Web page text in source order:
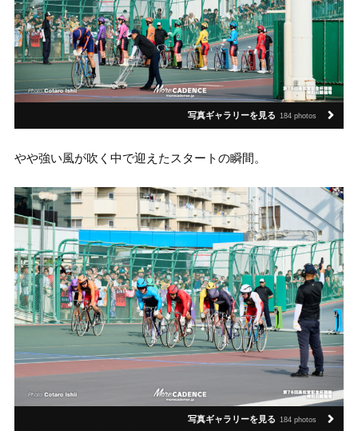
写真ギャラリーを見る 184 photos
やや強い風が吹く中で迎えたスタートの瞬間。
写真ギャラリーを見る 184 photos